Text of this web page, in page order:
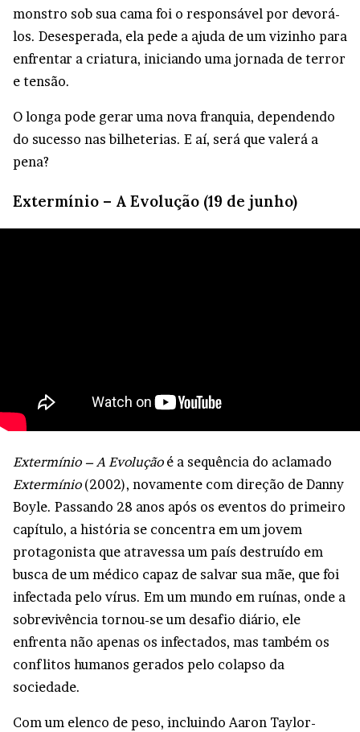
monstro sob sua cama foi o responsável por devorá-
los. Desesperada, ela pede a ajuda de um vizinho para
enfrentar a criatura, iniciando uma jornada de terror
e tensão.
O longa pode gerar uma nova franquia, dependendo
do sucesso nas bilheterias. E aí, será que valerá a
pena?
Extermínio – A Evolução (19 de junho)
Extermínio – A Evoluçãoé a sequência do aclamado
Extermínio(2002), novamente com direção de Danny
Boyle. Passando 28 anos após os eventos do primeiro
capítulo, a história se concentra em um jovem
protagonista que atravessa um país destruído em
busca de um médico capaz de salvar sua mãe, que foi
infectada pelo vírus. Em um mundo em ruínas, onde a
sobrevivência tornou-se um desafio diário, ele
enfrenta não apenas os infectados, mas também os
conflitos humanos gerados pelo colapso da
sociedade.
Com um elenco de peso, incluindo Aaron Taylor-